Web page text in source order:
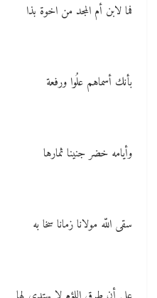
فما لابن أم المجد من اخوة بذا
بأنك أسماهم علُوا ورفعة
وأيامه خضر جنينا ثمارها
سقى اللّه مولانا زمانا سخا به